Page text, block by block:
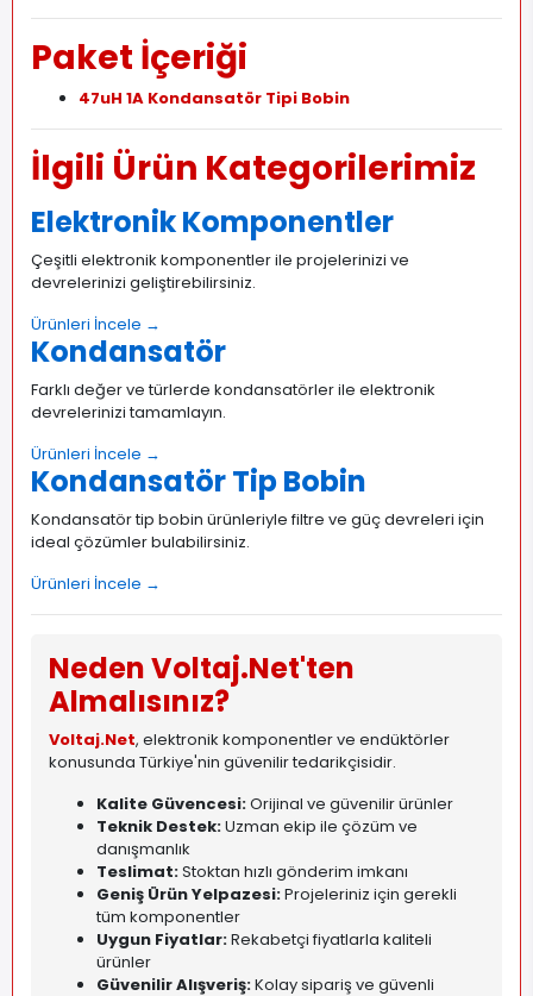
Paket İçeriği
47uH 1A Kondansatör Tipi Bobin
İlgili Ürün Kategorilerimiz
Elektronik Komponentler
Çeşitli elektronik komponentler ile projelerinizi ve
devrelerinizi geliştirebilirsiniz.
Ürünleri İncele →
Kondansatör
Farklı değer ve türlerde kondansatörler ile elektronik
devrelerinizi tamamlayın.
Ürünleri İncele →
Kondansatör Tip Bobin
Kondansatör tip bobin ürünleriyle filtre ve güç devreleri için
ideal çözümler bulabilirsiniz.
Ürünleri İncele →
Neden Voltaj.Net'ten
Almalısınız?
Voltaj.Net, elektronik komponentler ve endüktörler
konusunda Türkiye'nin güvenilir tedarikçisidir.
Kalite Güvencesi:Orijinal ve güvenilir ürünler
Teknik Destek:Uzman ekip ile çözüm ve
danışmanlık
Teslimat:Stoktan hızlı gönderim imkanı
Geniş Ürün Yelpazesi:Projeleriniz için gerekli
tüm komponentler
Uygun Fiyatlar:Rekabetçi fiyatlarla kaliteli
ürünler
Güvenilir Alışveriş:Kolay sipariş ve güvenli